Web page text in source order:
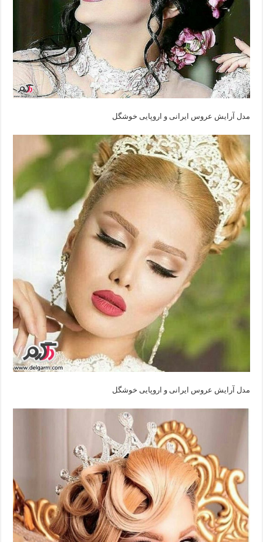
مدل آرایش عروس ایرانی‌ و اروپایی‌ خوشگل
مدل آرایش عروس ایرانی‌ و اروپایی‌ خوشگل